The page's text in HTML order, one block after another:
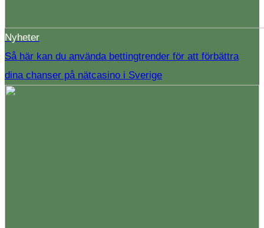
Nyheter
Så här kan du använda bettingtrender för att förbättra
dina chanser på nätcasino i Sverige